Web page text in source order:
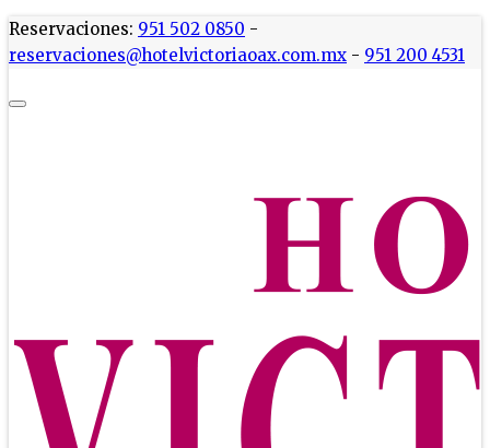
Reservaciones: 951 502 0850 -
reservaciones@hotelvictoriaoax.com.mx - 951 200 4531